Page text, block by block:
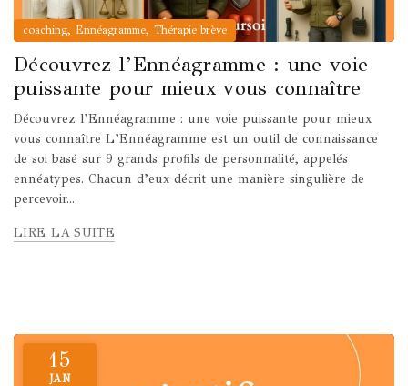
coaching, Ennéagramme, Thérapie brève
Découvrez l’Ennéagramme : une voie
puissante pour mieux vous connaître
Découvrez l’Ennéagramme : une voie puissante pour mieux
vous connaître L’Ennéagramme est un outil de connaissance
de soi basé sur 9 grands profils de personnalité, appelés
ennéatypes. Chacun d’eux décrit une manière singulière de
percevoir...
LIRE LA SUITE
15
JAN